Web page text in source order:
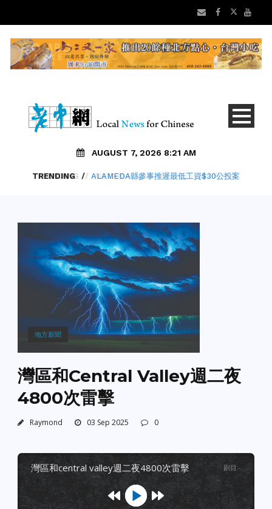
AUGUST 7, 2026 8:21 AM
TRENDING / META被令付5.67億元用於兒童心理健康
地方新聞
灣區和Central Valley週二夜
4800次雷擊
Raymond 03 Sep 2025 0
灣區和central valley週二夜4800次雷擊 剧目 :-